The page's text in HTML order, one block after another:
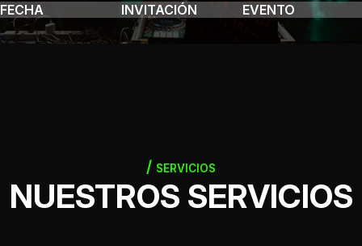
FECHA INVITACIÓN EVENTO
SERVICIOS
NUESTROS SERVICIOS